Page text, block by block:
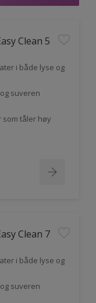
Clean 5
i både lyse og
suveren
som tåler høy
Clean 7
i både lyse og
suveren